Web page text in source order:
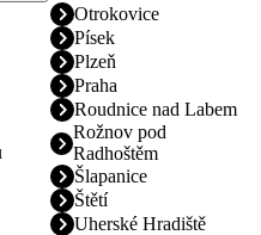
Otrokovice
Písek
Plzeň
Praha
Roudnice nad Labem
Rožnov pod
Radhoštěm
Šlapanice
Štětí
Uherské Hradiště